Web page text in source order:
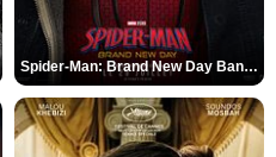
Spider-Man: Brand New Day Bande-annonce VO STFR